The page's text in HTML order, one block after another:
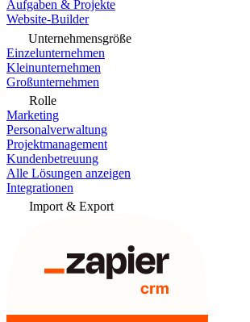
Aufgaben & Projekte
Website-Builder
Unternehmensgröße
Einzelunternehmen
Kleinunternehmen
Großunternehmen
Rolle
Marketing
Personalverwaltung
Projektmanagement
Kundenbetreuung
Alle Lösungen anzeigen
Integrationen
Import & Export